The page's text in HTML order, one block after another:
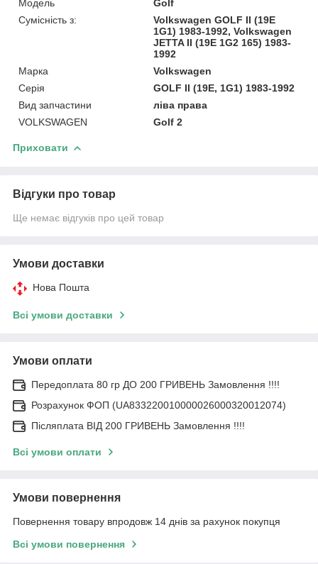
Модель
Golf
Сумісність з:
Volkswagen GOLF II (19E
1G1) 1983-1992, Volkswagen
JETTA II (19E 1G2 165) 1983-
1992
Марка
Volkswagen
Серія
GOLF II (19E, 1G1) 1983-1992
Вид запчастини
ліва права
VOLKSWAGEN
Golf 2
Приховати
Відгуки про товар
Ще немає відгуків про цей товар
Умови доставки
Нова Пошта
Всі умови доставки
Умови оплати
Передоплата 80 гр ДО 200 ГРИВЕНЬ Замовлення !!!!
Розрахунок ФОП (UA833220010000026000320012074)
Післяплата ВІД 200 ГРИВЕНЬ Замовлення !!!!
Всі умови оплати
Умови повернення
Повернення товару впродовж 14 днів за рахунок покупця
Всі умови повернення